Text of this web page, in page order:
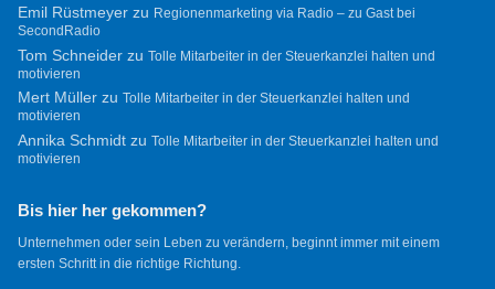
Emil Rüstmeyerzu Regionenmarketing via Radio – zu Gast bei
SecondRadio
Tom Schneiderzu Tolle Mitarbeiter in der Steuerkanzlei halten und
motivieren
Mert Müllerzu Tolle Mitarbeiter in der Steuerkanzlei halten und
motivieren
Annika Schmidtzu Tolle Mitarbeiter in der Steuerkanzlei halten und
motivieren
Bis hier her gekommen?
Unternehmen oder sein Leben zu verändern, beginnt immer mit einem
ersten Schritt in die richtige Richtung.